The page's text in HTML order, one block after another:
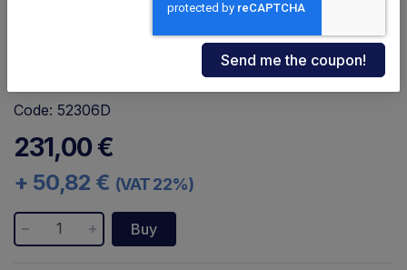
Code: 52306D
231,00 €
+ 50,82 € (VAT 22%)
Buy